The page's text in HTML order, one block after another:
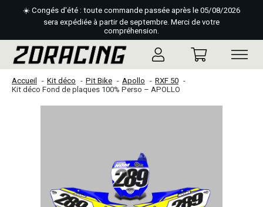
☀️ Congés d'été : toute commande passée après le 05/08/2026
sera expédiée à partir de septembre. Merci de votre
compréhension.
Accueil Kit déco Pit Bike Apollo
RXF 50
Kit déco Fond de plaques 100% Perso – APOLLO